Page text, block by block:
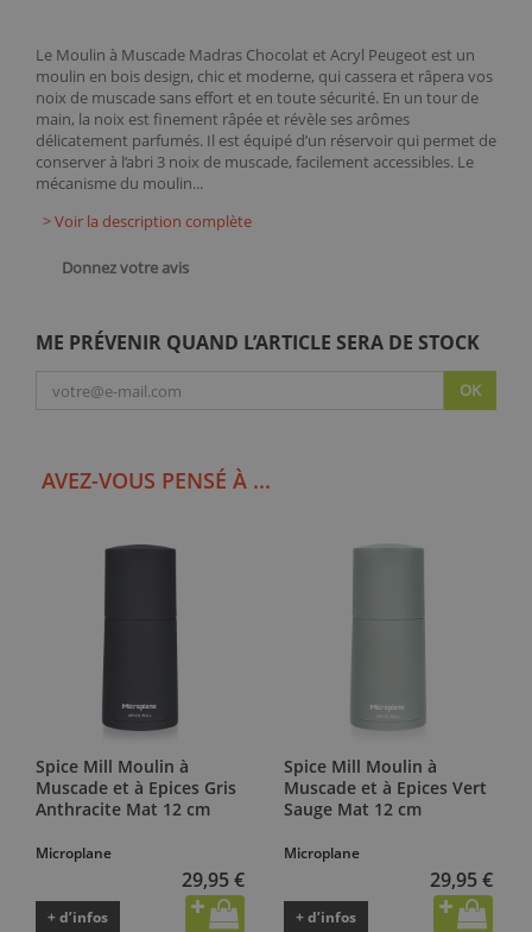
Le Moulin à Muscade Madras Chocolat et Acryl Peugeot est un
moulin en bois design, chic et moderne, qui cassera et râpera vos
noix de muscade sans effort et en toute sécurité. En un tour de
main, la noix est finement râpée et révèle ses arômes
délicatement parfumés. Il est équipé d’un réservoir qui permet de
conserver à l’abri 3 noix de muscade, facilement accessibles. Le
mécanisme du moulin...
> Voir la description complète
Donnez votre avis
ME PRÉVENIR QUAND L’ARTICLE SERA DE STOCK
OK
AVEZ-VOUS PENSÉ À ...
Spice Mill Moulin à
Muscade et à Epices Gris
Anthracite Mat 12 cm
Microplane
29,95 €
+ d’infos
Spice Mill Moulin à
Muscade et à Epices Vert
Sauge Mat 12 cm
Microplane
29,95 €
+ d’infos